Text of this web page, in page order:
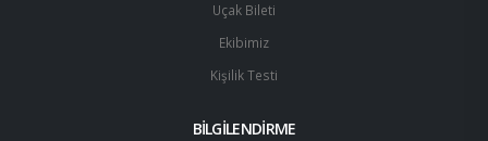
Uçak Bileti
Ekibimiz
Kişilik Testi
BİLGİLENDİRME